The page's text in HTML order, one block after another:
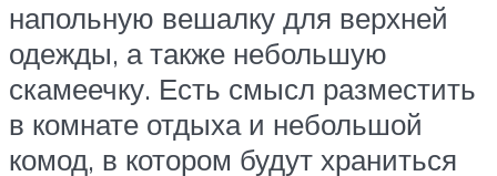
напольную вешалку для верхней
одежды, а также небольшую
скамеечку. Есть смысл разместить
в комнате отдыха и небольшой
комод, в котором будут храниться